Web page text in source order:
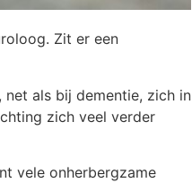
Zit er een
als bij dementie, zich in
zich veel verder
vele onherbergzame